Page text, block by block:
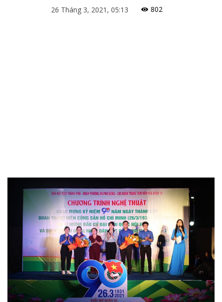
26 Tháng 3, 2021, 05:13 802